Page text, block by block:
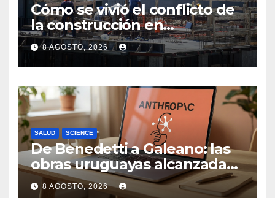
Cómo se vivió el conflicto de
la construcción en
Maldonado, un
departamento donde el
sector tiene sus
particularidades
8 AGOSTO, 2026
SALUD SCIENCE
De Benedetti a Galeano: las
obras uruguayas alcanzadas
por la demanda colectiva de
8 AGOSTO, 2026